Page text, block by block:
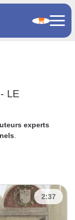
LE
experts
2:37